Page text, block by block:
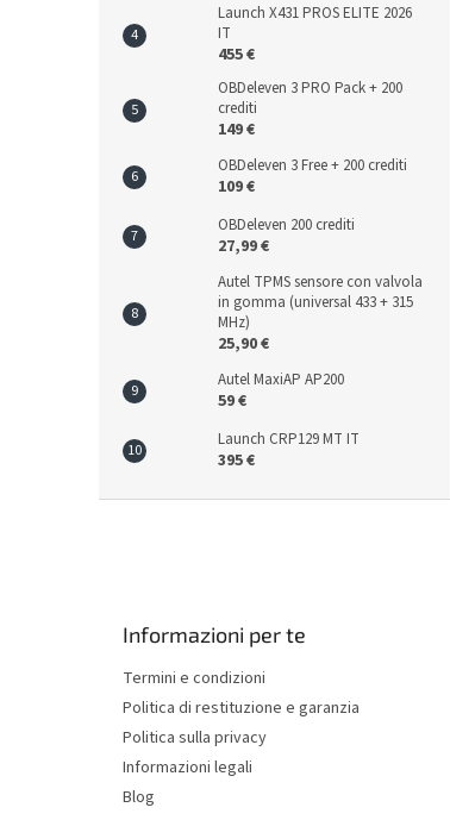
Launch X431 PROS ELITE 2026
IT
455 €
OBDeleven 3 PRO Pack + 200
crediti
149 €
OBDeleven 3 Free + 200 crediti
109 €
OBDeleven 200 crediti
27,99 €
Autel TPMS sensore con valvola
in gomma (universal 433 + 315
MHz)
25,90 €
Autel MaxiAP AP200
59 €
Launch CRP129 MT IT
395 €
Informazioni per te
Termini e condizioni
Politica di restituzione e garanzia
Politica sulla privacy
Informazioni legali
Blog